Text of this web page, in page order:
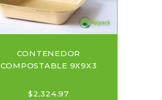
CONTENEDOR
COMPOSTABLE 9X9X3
$2,324.97